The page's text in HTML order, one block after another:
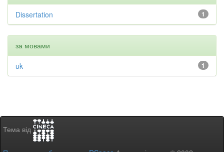
1
Dissertation
за мовами
1
uk
Тема від